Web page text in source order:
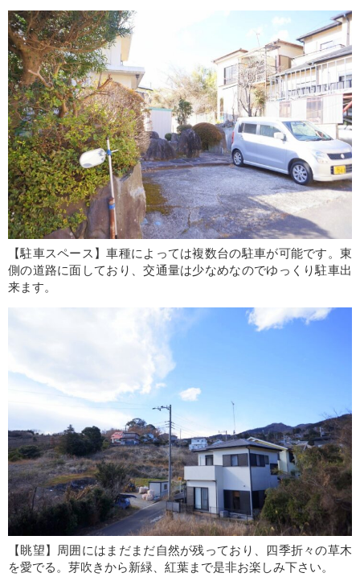
【駐車スペース】車種によっては複数台の駐車が可能です。東
側の道路に面しており、交通量は少なめなのでゆっくり駐車出
来ます。
【眺望】周囲にはまだまだ自然が残っており、四季折々の草木
を愛でる。芽吹きから新緑、紅葉まで是非お楽しみ下さい。